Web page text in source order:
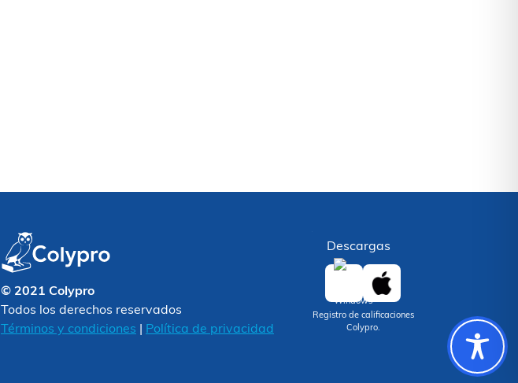
© 2021 Colypro
Todos los derechos reservados
Términos y condiciones
Política de privacidad
Descargas
Registro de calificaciones
Colypro.